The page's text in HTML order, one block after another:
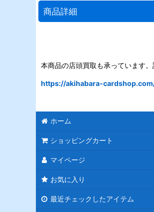
商品詳細
本商品の店頭買取も承っています
https://akihabara-
ホーム
ショッピングカート
マイページ
お気に入り
最近チェックしたアイテム